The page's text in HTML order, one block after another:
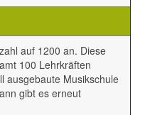
auf 1200 an. Diese
100 Lehrkräften
ausgebaute Musikschule
gibt es erneut